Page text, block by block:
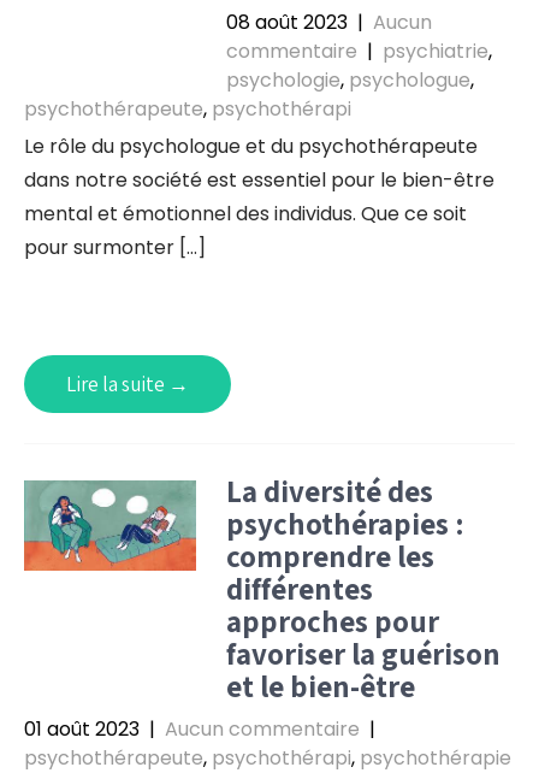
08 août 2023 | Aucun
commentaire | psychiatrie,
psychologie, psychologue,
psychothérapeute, psychothérapi
Le rôle du psychologue et du psychothérapeute
dans notre société est essentiel pour le bien-être
mental et émotionnel des individus. Que ce soit
pour surmonter […]
Lire la suite →
La diversité des
psychothérapies :
comprendre les
différentes
approches pour
favoriser la guérison
et le bien-être
01 août 2023 | Aucun commentaire |
psychothérapeute, psychothérapi, psychothérapie